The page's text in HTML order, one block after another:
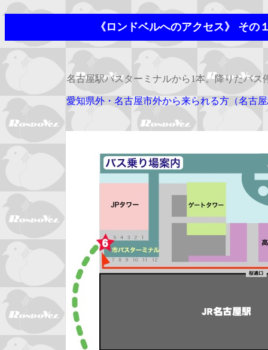
《ロンドベルへのアクセス》 その
名古屋駅バスターミナルから1本。降りたバス
愛知県外・名古屋市外から来られる方 （名古